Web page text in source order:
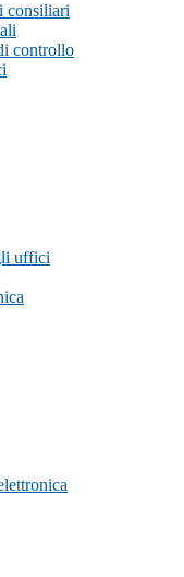
consiliari
controllo
uffici